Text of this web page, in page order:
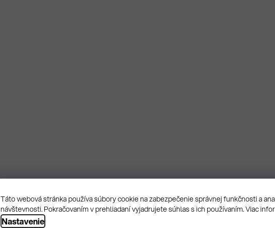
Táto webová stránka používa súbory cookie na zabezpečenie správnej funkčnosti a
návštevnosti. Pokračovaním v prehliadaní vyjadrujete súhlas s ich používaním. Viac
Nastavenie